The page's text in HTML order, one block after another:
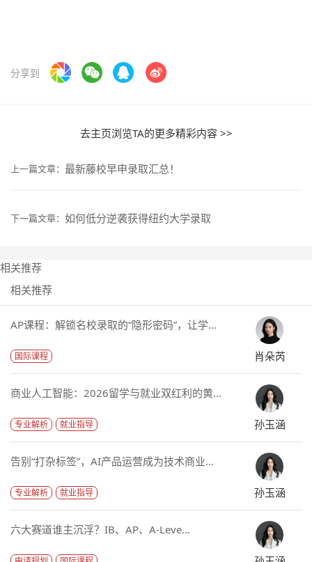
分享到
去主页浏览TA的更多精彩内容 >>
上一篇文章： 最新藤校早申录取汇总！
下一篇文章： 如何低分逆袭获得纽约大学录取
相关推荐
相关推荐
AP课程：解锁名校录取的“隐形密码”，让学...
国际课程 肖朵芮
商业人工智能：2026留学与就业双红利的黄...
专业解析 就业指导 孙玉涵
告别“打杂标签”，AI产品运营成为技术商业...
专业解析 就业指导 孙玉涵
六大赛道谁主沉浮？IB、AP、A-Leve...